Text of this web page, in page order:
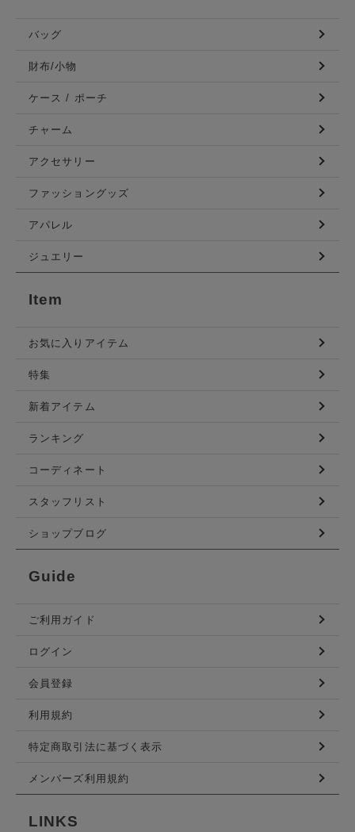
バッグ
財布/小物
ケース / ポーチ
チャーム
アクセサリー
ファッショングッズ
アパレル
ジュエリー
Item
お気に入りアイテム
特集
新着アイテム
ランキング
コーディネート
スタッフリスト
ショップブログ
Guide
ご利用ガイド
ログイン
会員登録
利用規約
特定商取引法に基づく表示
メンバーズ利用規約
LINKS